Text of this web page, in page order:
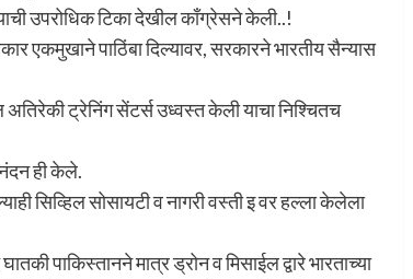
उपरोधिक टिका देखील काँग्रेसने केली..!
एकमुखाने पाठिंबा दिल्यावर, सरकारने भारतीय सैन्यास
अतिरेकी ट्रेनिंग सेंटर्स उध्वस्त केली याचा निश्चितच
ही केले.
सिव्हिल सोसायटी व नागरी वस्ती इ वर हल्ला केलेला
पाकिस्तानने मात्र ड्रोन व मिसाईल द्वारे भारताच्या